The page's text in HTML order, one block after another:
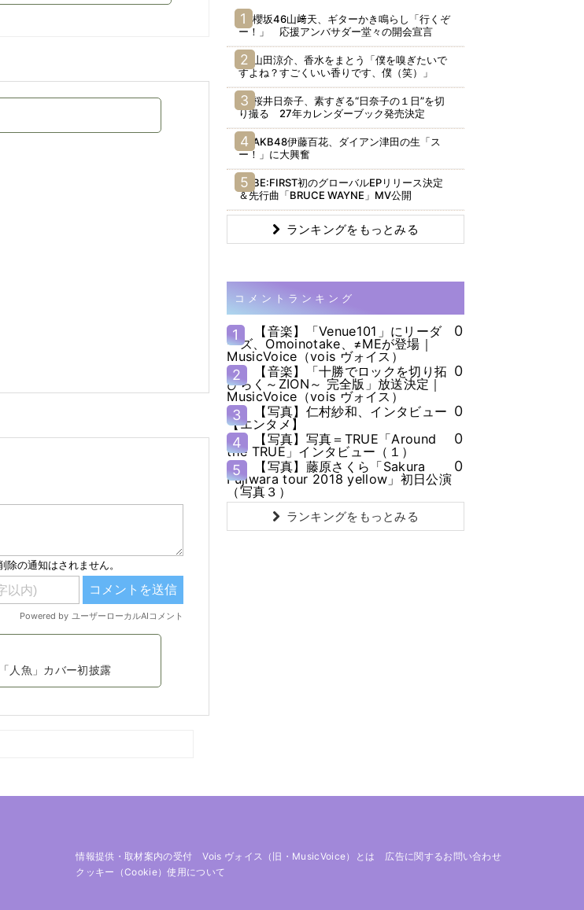
人魚」カバー初披露
櫻坂46山﨑天、ギターかき鳴らし「行くぞ
ー！」 応援アンバサダー堂々の開会宣言
山田涼介、香水をまとう「僕を嗅ぎたいで
すよね？すごくいい香りです、僕（笑）」
桜井日奈子、素すぎる“日奈子の１日”を切
り撮る 27年カレンダーブック発売決定
AKB48伊藤百花、ダイアン津田の生「ス
ー！」に大興奮
BE:FIRST初のグローバルEPリリース決定
＆先行曲「BRUCE WAYNE」MV公開
ランキングをもっとみる
コメントランキング
1
【音楽】「Venue101」にリーダ
ーズ、Omoinotake、≠MEが登場｜
MusicVoice（vois ヴォイス）
0
2
【音楽】「十勝でロックを切り拓
ひらく～ZION～ 完全版」放送決定｜
MusicVoice（vois ヴォイス）
0
3
【写真】仁村紗和、インタビュー
【エンタメ】
0
4
【写真】写真＝TRUE「Around
the TRUE」インタビュー（１）
0
5
【写真】藤原さくら「Sakura
Fujiwara tour 2018 yellow」初日公演
（写真３）
0
ランキングをもっとみる
情報提供・取材案内の受付 Vois ヴォイス（旧・MusicVoice）とは
広告に関するお問い合わせ
クッキー（cookie）使用について